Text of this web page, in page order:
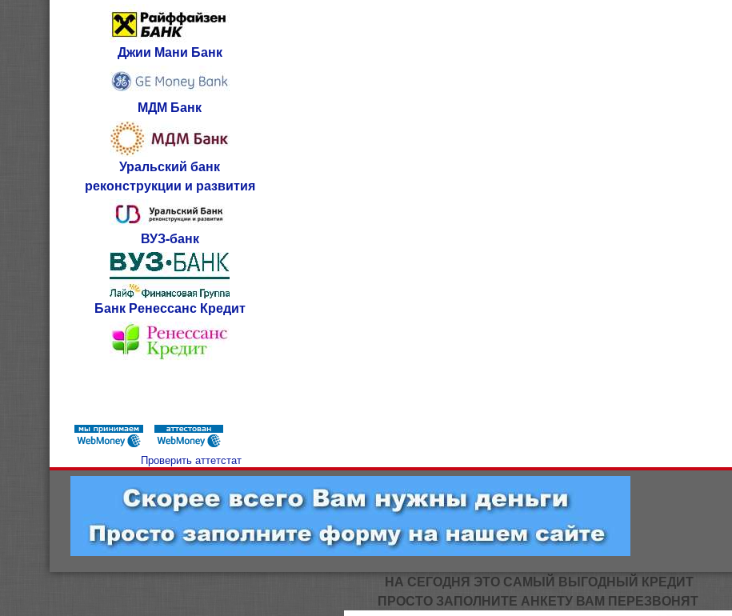
Джии Мани Банк
МДМ Банк
Уральский банк
реконструкции и развития
ВУЗ-банк
Банк Ренессанс Кредит
Проверить аттетстат
НА СЕГОДНЯ ЭТО САМЫЙ ВЫГОДНЫЙ КРЕДИТ
ПРОСТО ЗАПОЛНИТЕ АНКЕТУ ВАМ ПЕРЕЗВОНЯТ